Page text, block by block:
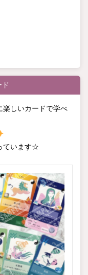
楽しいカードで学べ
ています☆